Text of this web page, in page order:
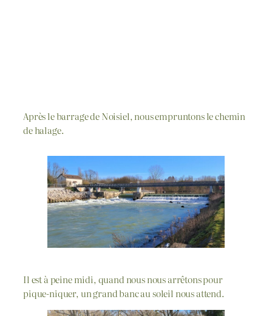
Après le barrage de Noisiel, nous empruntons le chemin
de halage.
Il est à peine midi, quand nous nous arrêtons pour
pique-niquer, un grand banc au soleil nous attend.